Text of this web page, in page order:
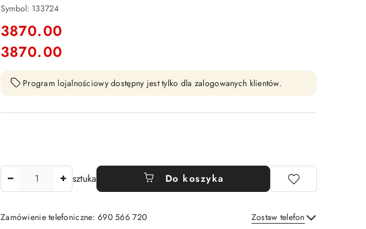
Symbol: 133724
cena:
3870.00
Cena:
3870.00
Program lojalnościowy dostępny jest tylko dla zalogowanych klientów.
sztuka Do koszyka
Zamówienie telefoniczne: 690 566 720 Zostaw telefon